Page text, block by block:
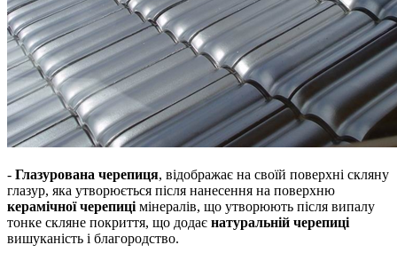
- Глазурована черепиця, відображає на своїй поверхні скляну
глазур, яка утворюється після нанесення на поверхню
керамічної черепиці мінералів, що утворюють після випалу
тонке скляне покриття, що додає натуральній черепиці
вишуканість і благородство.